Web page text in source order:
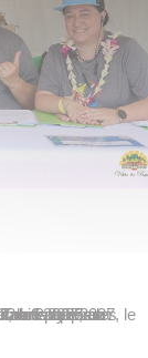
parc Paofai de Papeete, s’est tenu le lancement officiel du programme volontaire Tahiti 2027,…